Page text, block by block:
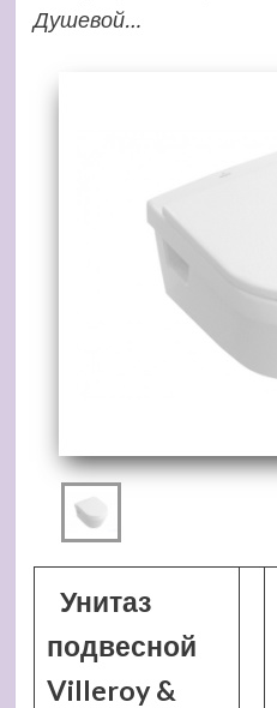
Душевой…
Унитаз
подвесной
Villeroy &